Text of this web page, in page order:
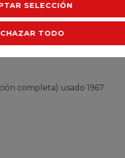
completa) usado 1967
SELECCIÓN
TODO